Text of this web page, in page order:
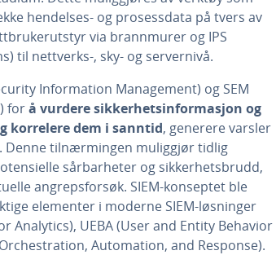
hendelses- og prosessdata på tvers av
via brannmurer og IPS
til nettverks-, sky- og servernivå.
Information Management) og SEM
forå vurdere sikkerhetsinformasjon og
korrelere dem i sanntid, generere varsler
Denne tilnærmingen muliggjør tidlig
sårbarheter og sikkerhetsbrudd,
angrepsforsøk. SIEM-konseptet ble
elementer i moderne SIEM-løsninger
Analytics), UEBA (User and Entity Behavior
Automation, and Response).